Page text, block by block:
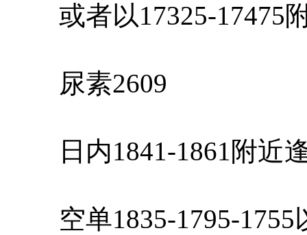
或者以17325-17475
尿素2609
日内1841-1861附近
空单1835-1795-1755